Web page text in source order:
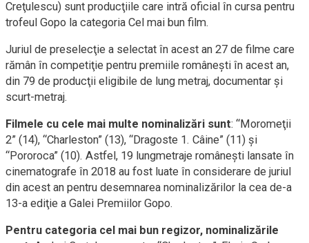
Creţulescu) sunt producţiile care intră oficial în cursa pentru
trofeul Gopo la categoria Cel mai bun film.
Juriul de preselecţie a selectat în acest an 27 de filme care
rămân în competiţie pentru premiile româneşti în acest an,
din 79 de producţii eligibile de lung metraj, documentar şi
scurt-metraj.
Filmele cu cele mai multe nominalizări sunt: “Moromeţii
2” (14), “Charleston” (13), “Dragoste 1. Câine” (11) şi
“Pororoca” (10). Astfel, 19 lungmetraje româneşti lansate în
cinematografe în 2018 au fost luate în considerare de juriul
din acest an pentru desemnarea nominalizărilor la cea de-a
13-a ediţie a Galei Premiilor Gopo.
Pentru categoria cel mai bun regizor, nominalizările